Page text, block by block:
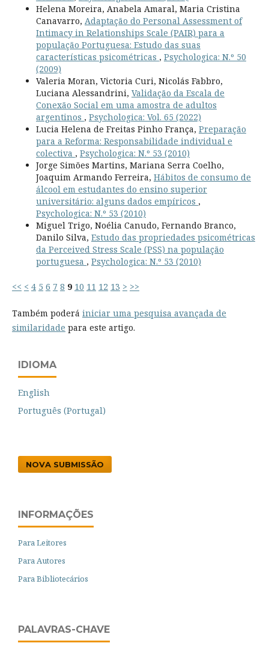
Helena Moreira, Anabela Amaral, Maria Cristina
Canavarro, Adaptação do Personal Assessment of
Intimacy in Relationships Scale (PAIR) para a
população Portuguesa: Estudo das suas
características psicométricas , Psychologica: N.º 50
(2009)
Valeria Moran, Victoria Curi, Nicolás Fabbro,
Luciana Alessandrini, Validação da Escala de
Conexão Social em uma amostra de adultos
argentinos , Psychologica: Vol. 65 (2022)
Lucia Helena de Freitas Pinho França, Preparação
para a Reforma: Responsabilidade individual e
colectiva , Psychologica: N.º 53 (2010)
Jorge Simões Martins, Mariana Serra Coelho,
Joaquim Armando Ferreira, Hábitos de consumo de
álcool em estudantes do ensino superior
universitário: alguns dados empíricos ,
Psychologica: N.º 53 (2010)
Miguel Trigo, Noélia Canudo, Fernando Branco,
Danilo Silva, Estudo das propriedades psicométricas
da Perceived Stress Scale (PSS) na população
portuguesa , Psychologica: N.º 53 (2010)
<< < 4 5 6 7 8 9 10 11 12 13 > >>
Também poderá iniciar uma pesquisa avançada de
similaridade para este artigo.
IDIOMA
English
Português (Portugal)
NOVA SUBMISSÃO
INFORMAÇÕES
Para Leitores
Para Autores
Para Bibliotecários
PALAVRAS-CHAVE